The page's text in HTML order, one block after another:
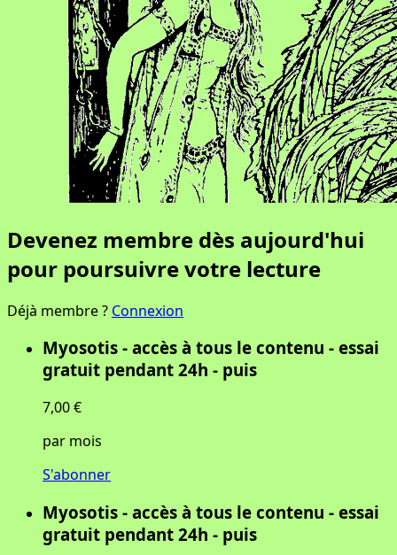
Devenez membre dès aujourd'hui
pour poursuivre votre lecture
Déjà membre ? Connexion
Myosotis - accès à tous le contenu - essai
gratuit pendant 24h - puis
7,00 €
par mois
S'abonner
Myosotis - accès à tous le contenu - essai
gratuit pendant 24h - puis